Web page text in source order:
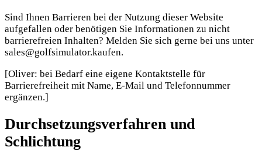
Sind Ihnen Barrieren bei der Nutzung dieser Website
aufgefallen oder benötigen Sie Informationen zu nicht
barrierefreien Inhalten? Melden Sie sich gerne bei uns unter
sales@golfsimulator.kaufen.
[Oliver: bei Bedarf eine eigene Kontaktstelle für
Barrierefreiheit mit Name, E-Mail und Telefonnummer
ergänzen.]
Durchsetzungsverfahren und
Schlichtung